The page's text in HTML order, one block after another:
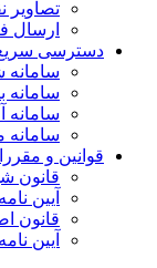
تصاویر
ارسال
دسترسی
سامانه
سامانه
سامانه
قوانین و
قانون
آیین
قانون
آیین